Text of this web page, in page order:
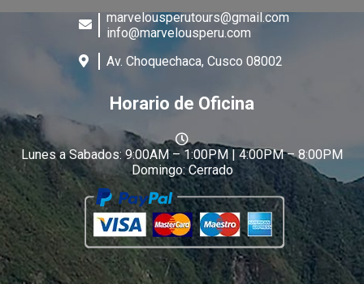
marvelousperutours@gmail.com
info@marvelousperu.com
Av. Choquechaca, Cusco 08002
Horario de Oficina
Lunes a Sabados: 9:00AM – 1:00PM | 4:00PM – 8:00PM
Domingo: Cerrado